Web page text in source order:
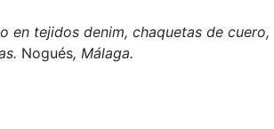
en tejidos denim, chaquetas de cuero,
Nogués, Málaga.